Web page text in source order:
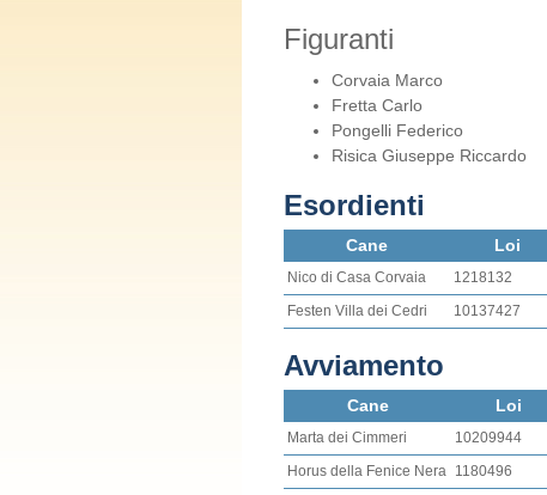
Figuranti
Corvaia Marco
Fretta Carlo
Pongelli Federico
Risica Giuseppe Riccardo
Esordienti
Cane Loi
Nico di Casa Corvaia 1218132
Festen Villa dei Cedri
10137427
Avviamento
Cane Loi
Marta dei Cimmeri 10209944
Horus della Fenice Nera 1180496